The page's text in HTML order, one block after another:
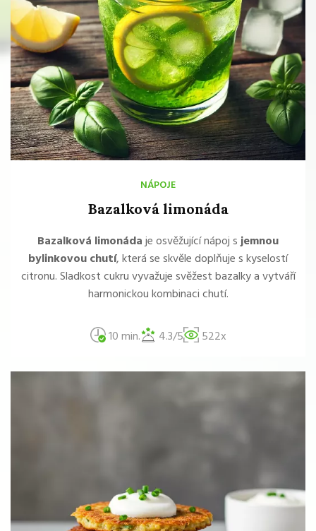
NÁPOJE
Bazalková limonáda
Bazalková limonádaje osvěžující nápoj sjemnou
bylinkovou chutí, která se skvěle doplňuje s kyselostí
citronu. Sladkost cukru vyvažuje svěžest bazalky a vytváří
harmonickou kombinaci chutí.
10 min. 4.3/5 522x